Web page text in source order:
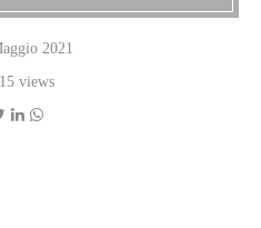
2021
views